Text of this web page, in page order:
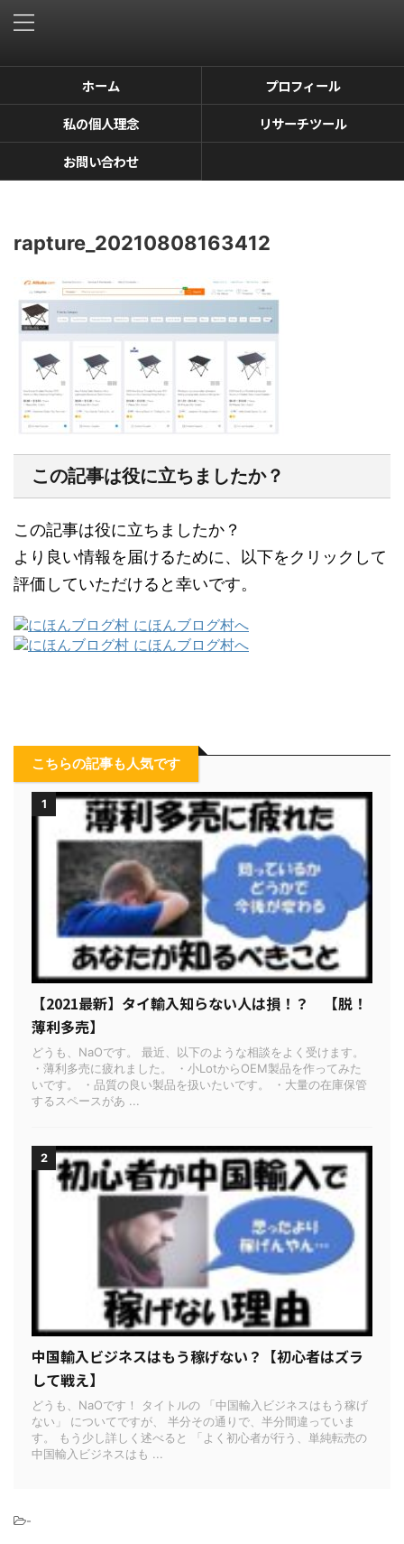
ホーム
プロフィール
私の個人理念
リサーチツール
お問い合わせ
rapture_20210808163412
この記事は役に立ちましたか？
この記事は役に立ちましたか？
より良い情報を届けるために、以下をクリックして
評価していただけると幸いです。
こちらの記事も人気です
1
【2021最新】タイ輸入知らない人は損！？ 【脱！
薄利多売】
どうも、NaOです。 最近、以下のような相談をよく受けます。
・薄利多売に疲れました。 ・小LotからOEM製品を作ってみた
いです。 ・品質の良い製品を扱いたいです。 ・大量の在庫保管
するスペースがあ ...
2
中国輸入ビジネスはもう稼げない？【初心者はズラ
して戦え】
どうも、NaOです！ タイトルの 「中国輸入ビジネスはもう稼げ
ない」 についてですが、 半分その通りで、半分間違っていま
す。 もう少し詳しく述べると 「よく初心者が行う、単純転売の
中国輸入ビジネスはも ...
-